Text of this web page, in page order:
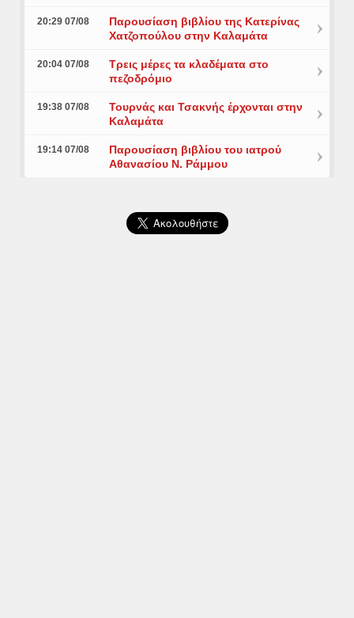
20:29 07/08
Παρουσίαση βιβλίου της Κατερίνας
Χατζοπούλου στην Καλαμάτα
20:04 07/08
Τρεις μέρες τα κλαδέματα στο
πεζοδρόμιο
19:38 07/08
Τουρνάς και Τσακνής έρχονται στην
Καλαμάτα
19:14 07/08
Παρουσίαση βιβλίου του ιατρού
Αθανασίου Ν. Ράμμου